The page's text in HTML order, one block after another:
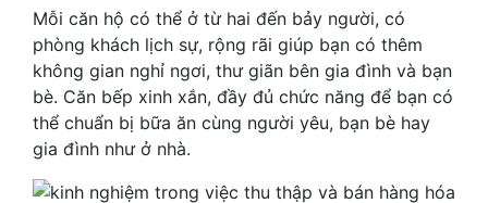
Mỗi căn hộ có thể ở từ hai đến bảy người, có
phòng khách lịch sự, rộng rãi giúp bạn có thêm
không gian nghỉ ngơi, thư giãn bên gia đình và bạn
bè. Căn bếp xinh xắn, đầy đủ chức năng để bạn có
thể chuẩn bị bữa ăn cùng người yêu, bạn bè hay
gia đình như ở nhà.